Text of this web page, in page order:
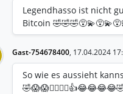
Legendhasso ist nicht
Bitcoin
Gast-754678400, 17.04.2024
So wie es aussieht